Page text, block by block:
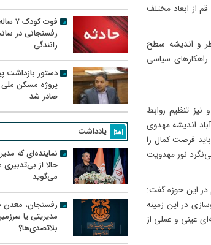
از ابعاد مختلف
و اندیشه سطح
سیاسی
نیز تنظیم روابط
اندیشه مهدوی
فرصت کمال را
نور مهدویت
در این حوزه گفت:
در این زمینه
عینی و عملی از
فوت کودک ۷ ساله
رفسنجانی در
رانندگی
دستور بازداشت
پروژه مسکن
صادر شد
یادداشت
نماینده‌ای که
حالا از
می‌گوید
رفسنجان، معدن
مدیریتی یا
بلاتصدی‌ها؟